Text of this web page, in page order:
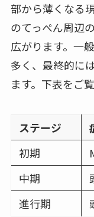
部から薄くなる
のてっぺん周辺
広がります。一
多く、最終的に
ます。下表をご
ステージ
初期
中期
進行期